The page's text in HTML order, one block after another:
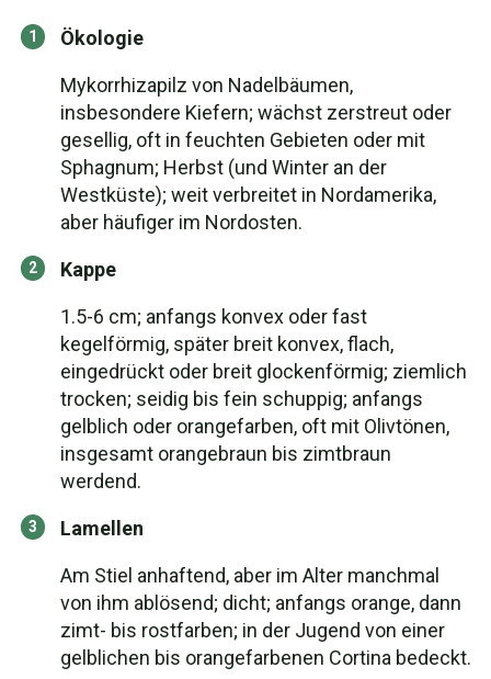
Ökologie
Mykorrhizapilz von Nadelbäumen,
insbesondere Kiefern; wächst zerstreut oder
gesellig, oft in feuchten Gebieten oder mit
Sphagnum; Herbst (und Winter an der
Westküste); weit verbreitet in Nordamerika,
aber häufiger im Nordosten.
Kappe
1.5-6 cm; anfangs konvex oder fast
kegelförmig, später breit konvex, flach,
eingedrückt oder breit glockenförmig; ziemlich
trocken; seidig bis fein schuppig; anfangs
gelblich oder orangefarben, oft mit Olivtönen,
insgesamt orangebraun bis zimtbraun
werdend.
Lamellen
Am Stiel anhaftend, aber im Alter manchmal
von ihm ablösend; dicht; anfangs orange, dann
zimt- bis rostfarben; in der Jugend von einer
gelblichen bis orangefarbenen Cortina bedeckt.